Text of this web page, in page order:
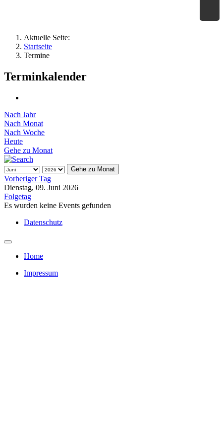
Aktuelle Seite:
Startseite
Termine
Terminkalender
Nach Jahr
Nach Monat
Nach Woche
Heute
Gehe zu Monat
Gehe zu Monat
Vorheriger Tag
Dienstag, 09. Juni 2026
Folgetag
Es wurden keine Events gefunden
Datenschutz
Home
Impressum